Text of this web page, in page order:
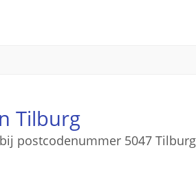
Tilburg
postcodenummer 5047 Tilburg